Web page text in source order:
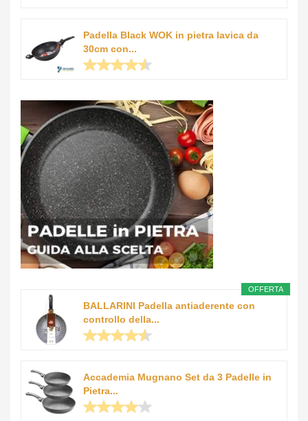
Padella Black WOK in pietra lavica da
30cm con...
OFFERTA
BALLARINI Padella antiaderente con
controllo della...
Accademia Mugnano Set da 3 Padelle in
Pietra...